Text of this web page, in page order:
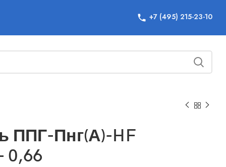
+7 (495) 215-23-10
ППГ-Пнг(А)-HF
0,66